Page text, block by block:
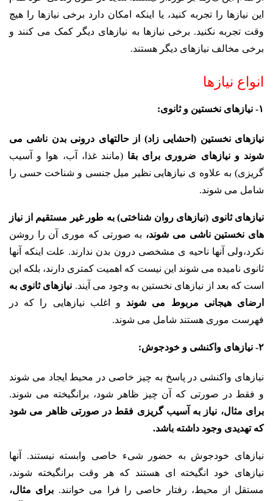
این نیازها را تجربه کنید، یا اینکه امکان دارد برخی نیازها را هیچ
وقت تجربه نکنید. برخی نیازها به نیازهای دیگر کمک می کنند و
برخی مخالف نیازهای دیگر هستند.
انواع نیازها
۱- نیازهای نخستین و ثانوی:
نیازهای نخستین (احشایی زاد) از حالتهای درونی بدن ناشی می
شوند و نیازهای ضروری برای بقا (مانند غذا، آب، هوا و آسیب
گریزی) به علاوه ی نیازهایی نظیر میل جنسی و شناخت حسی را
شامل می شوند.
نیازهای ثانوی (نیازهای روان شناختی) به طور غیر مستقیم از نیاز
های نخستین ناشی می شوند، به صورتی که موری آن را روشن
نکرد،ولی آنها ناحیه ی مشخصی درون بدن ندارند. علت اینکه آنها
ثانوی نامیده می شوند این نیست که اهمیت کمتری دارند، بلکه این
است که بعد از نیازهای نخستین به وجود می آیند. نیازهای ثانوی به
ارضای هیجانی مربوط می شوند و اغلب نیازهایی را که در
فهرست موری هستند شامل می شوند.
۲- نیازهای واکنشی و خودجوش:
نیازهای واکنشی در پاسخ به چیز خاصی در محیط ایجاد می شوند
و فقط در صورتی که آن چیز ظاهر شود، برانگیخته می شوند.
برای مثال، نیاز به آسیب گریزی فقط در صورتی ظاهر می شود
که تهدیدی وجود داشته باشد.
نیازهای خودجوش به حضور شیء خاصی وابسته نیستند. آنها
نیازهای خود انگیخته ای هستند که هر وقت برانگیخته شوند،
مستقل از محیط، رفتار خاصی را فرا می خوانند. برای مثال،